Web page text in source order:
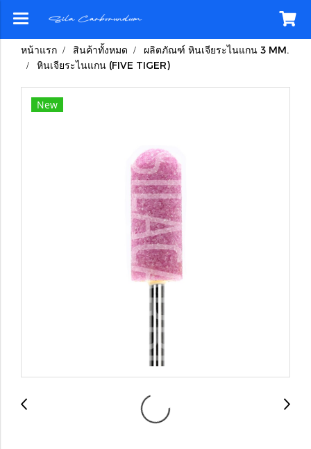
หน้าแรก สินค้าทั้งหมด
ผลิตภัณฑ์ หินเจียระไนแกน 3 MM.
หินเจียระไนแกน (FIVE TIGER)
New